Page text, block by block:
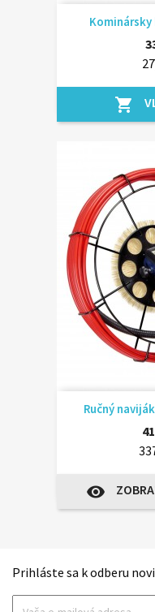
shopping_cart
Ručný
visibility
Prihláste sa k odberu